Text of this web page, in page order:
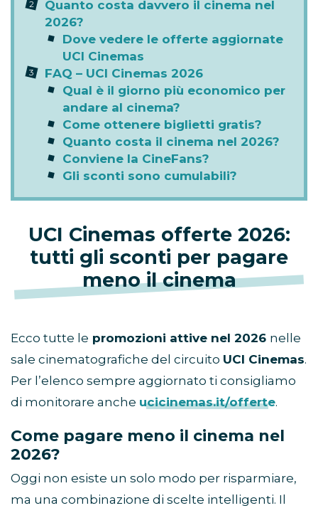
Quanto costa davvero il cinema nel
2026?
Dove vedere le offerte aggiornate
UCI Cinemas
FAQ – UCI Cinemas 2026
Qual è il giorno più economico per
andare al cinema?
Come ottenere biglietti gratis?
Quanto costa il cinema nel 2026?
Conviene la CineFans?
Gli sconti sono cumulabili?
UCI Cinemas offerte 2026:
tutti gli sconti per pagare
meno il cinema
Ecco tutte le promozioni attive nel 2026 nelle
sale cinematografiche del circuito UCI Cinemas.
Per l’elenco sempre aggiornato ti consigliamo
di monitorare anche ucicinemas.it/offerte.
Come pagare meno il cinema nel
2026?
Oggi non esiste un solo modo per risparmiare,
ma una combinazione di scelte intelligenti. Il